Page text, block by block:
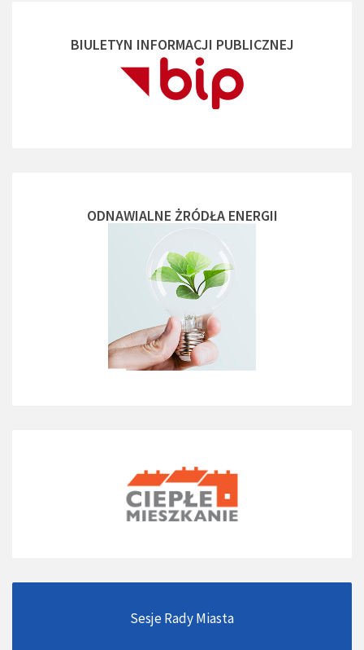
BIULETYN INFORMACJI PUBLICZNEJ
ODNAWIALNE ŻRÓDŁA ENERGII
Sesje Rady Miasta